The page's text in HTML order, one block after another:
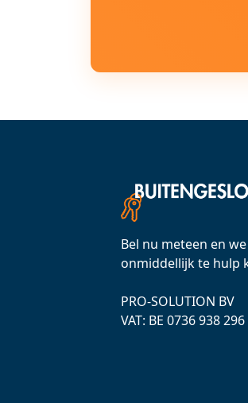
Bel nu meteen en
onmiddellijk te hulp
PRO-SOLUTION BV
VAT: ВЕ 0736 938 296